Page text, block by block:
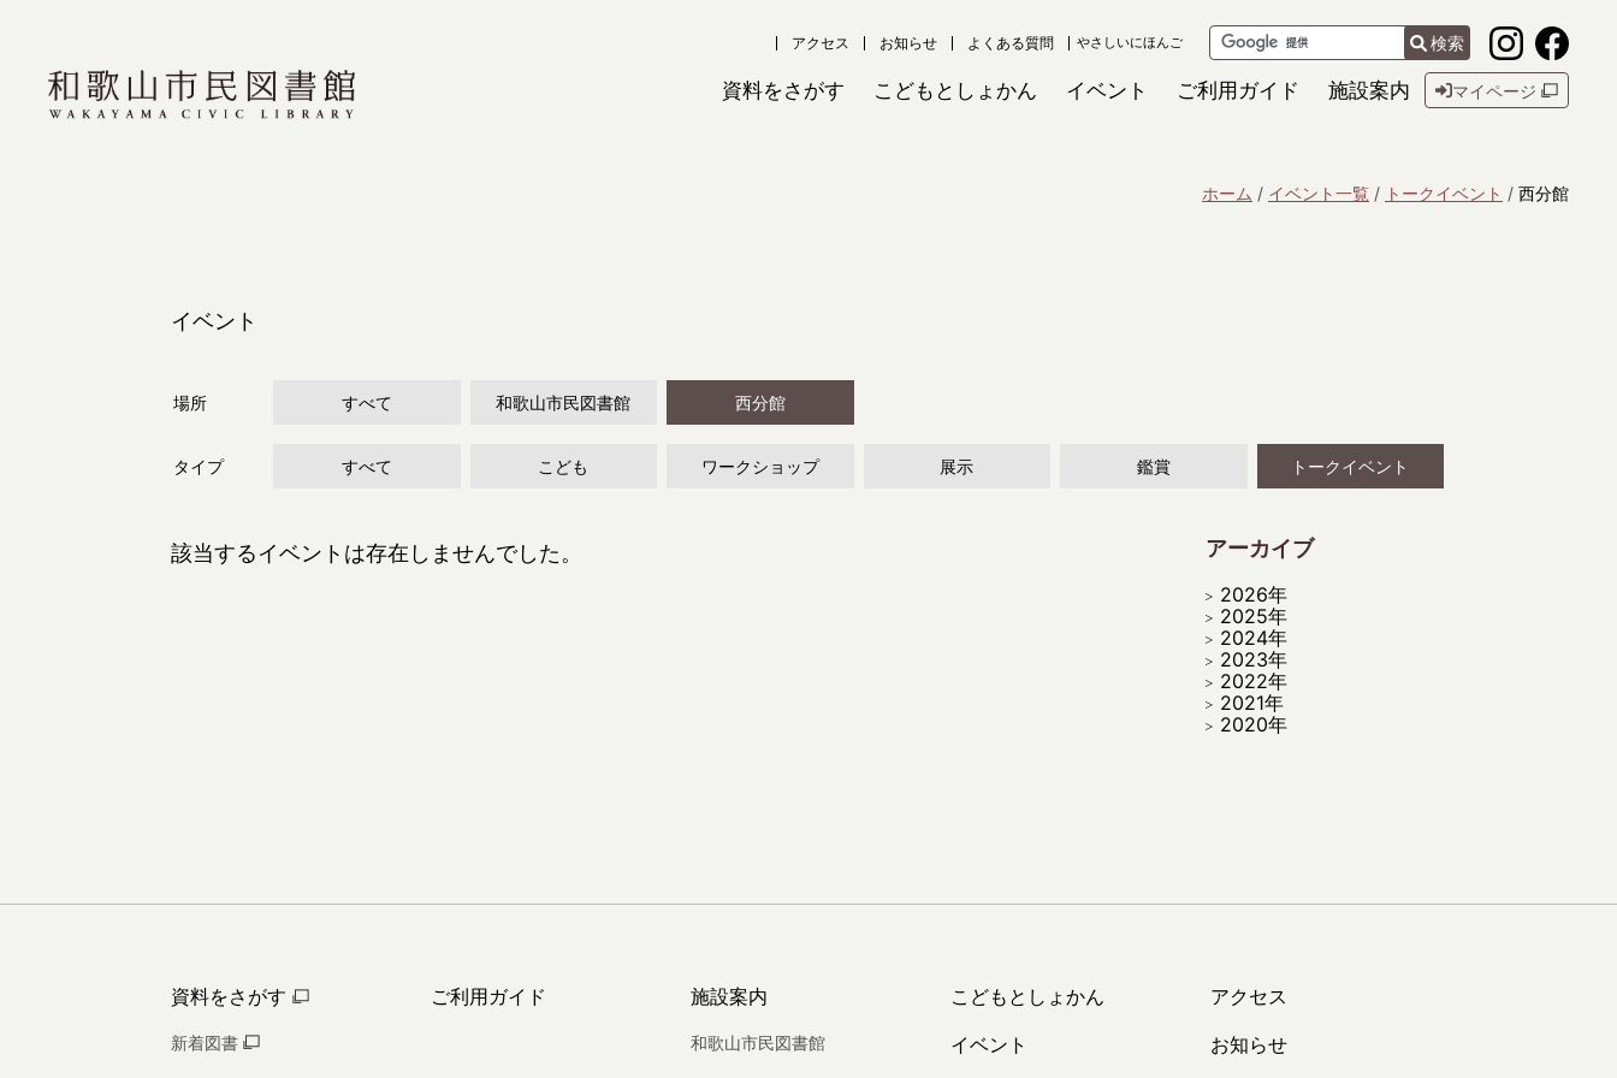
アクセス お知らせ よくある質問 やさしいにほんご 検索
資料をさがす こどもとしょかん イベント ご利用ガイド 施設案内 マイページ
ホーム イベント一覧 トークイベント 西分館
イベント
場所 すべて 和歌山市民図書館 西分館
タイプ すべて こども ワークショップ 展示 鑑賞 トークイベント
該当するイベントは存在しませんでした。 アーカイブ
2026年
2025年
2024年
2023年
2022年
2021年
2020年
資料をさがす
新着図書
ご利用ガイド 施設案内
和歌山市民図書館
こどもとしょかん
イベント
アクセス
お知らせ